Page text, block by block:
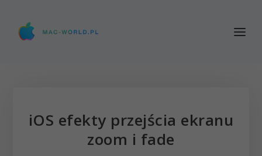
iOS efekty przejścia ekranu
zoom i fade